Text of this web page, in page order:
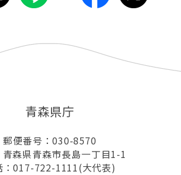
青森県庁
郵便番号：030-8570
森県青森市長島一丁目1-1
：017-722-1111(大代表)